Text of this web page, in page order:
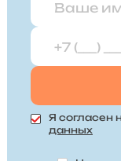
Я согласен
данных